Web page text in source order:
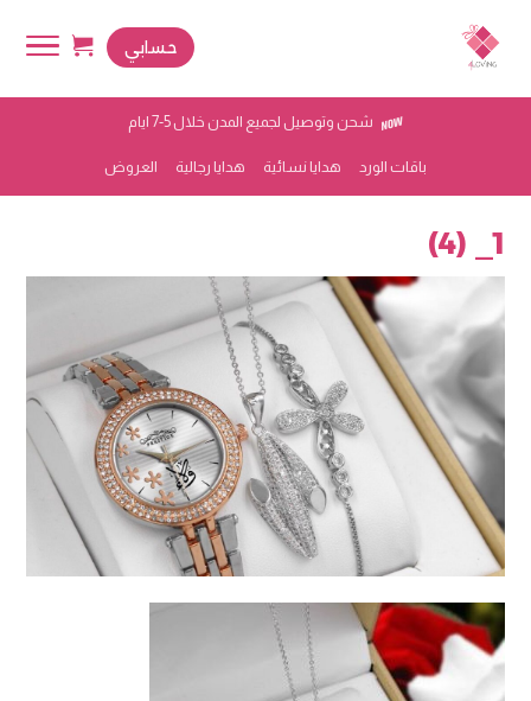
حسابي
باقات الورد هدايا نسائية هدايا رجالية العروض
1_ (4)